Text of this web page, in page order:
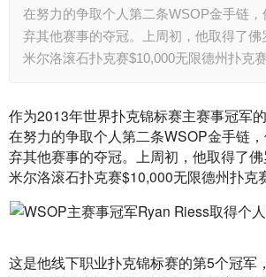
在努力的争取个人第二条WSOP金手链
弃其他赛事的夺冠。上周初，他取得了佛
米尔洛滚石扑克赛$10,000无限德州扑克赛
作为2013年世界扑克锦标赛主赛事冠军
在努力的争取个人第二条WSOP金手链
弃其他赛事的夺冠。上周初，他取得了
米尔洛滚石扑克赛$10,000无限德州扑克
这是他线下职业扑克锦标赛的第5个冠军